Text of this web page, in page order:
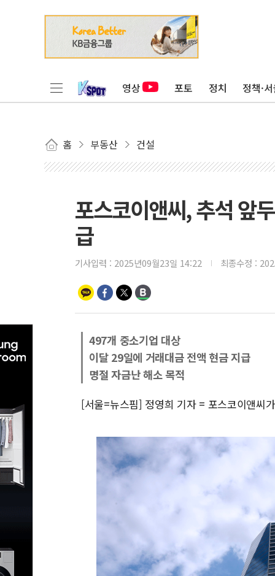
영상 포토 정치 정책·
홈 부동산 건설
포스코이앤씨, 추석 앞
급
기사입력 : 2025년09월23일 14:22 최종수정 :
497개 중소기업 대상
이달 29일에 거래대금 전액 현금 지급
명절 자금난 해소 목적
[서울=뉴스핌] 정영희 기자 = 포스코이앤씨